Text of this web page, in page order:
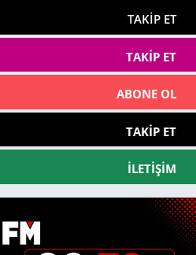
TAKIP ET
TAKIP ET
ABONE OL
TAKIP ET
İLETIŞIM